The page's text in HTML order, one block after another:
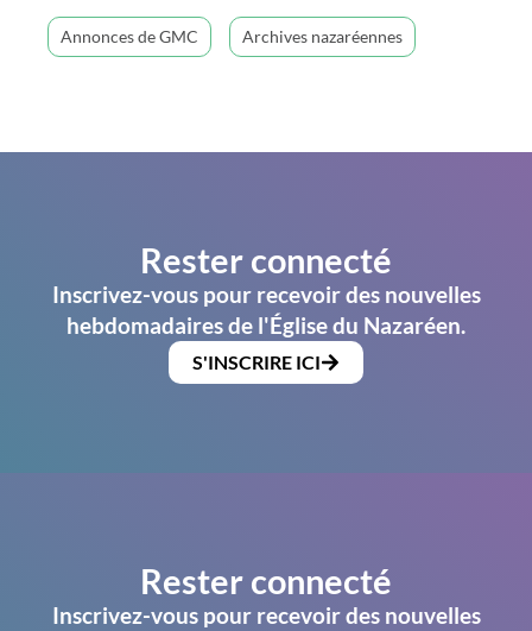
Annonces de GMC Archives nazaréennes
Rester connecté
Inscrivez-vous pour recevoir des nouvelles
hebdomadaires de l'Église du Nazaréen.
S'INSCRIRE ICI
Rester connecté
Inscrivez-vous pour recevoir des nouvelles